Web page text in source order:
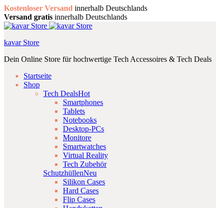
Kostenloser Versand innerhalb Deutschlands
Versand gratis innerhalb Deutschlands
kavar Store
Dein Online Store für hochwertige Tech Accessoires & Tech Deals
Startseite
Shop
Tech DealsHot
Smartphones
Tablets
Notebooks
Desktop-PCs
Monitore
Smartwatches
Virtual Reality
Tech Zubehör
SchutzhüllenNeu
Silikon Cases
Hard Cases
Flip Cases